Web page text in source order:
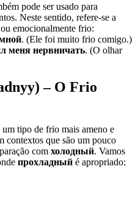
pode ser usado para
Neste sentido, refere-se a
emocionalmente frio:
. (Ele foi muito frio comigo.)
меня нервничать. (O olhar
– O Frio
um tipo de frio mais ameno e
contextos que são um pouco
com холодный. Vamos
прохладный é apropriado: